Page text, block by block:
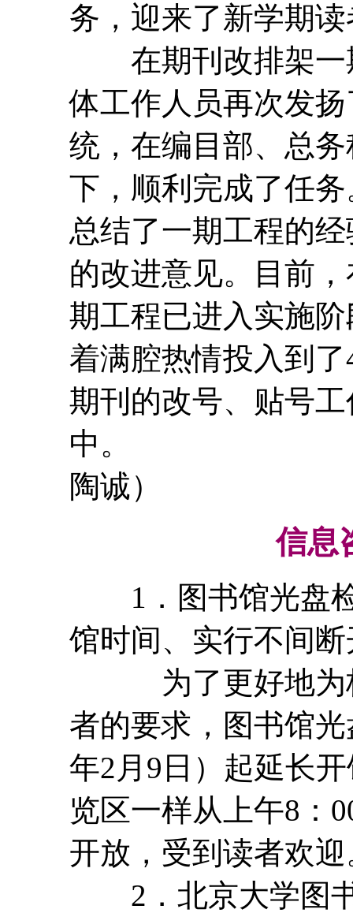
务，迎来了新学期
在期刊改排架一
体工作人员再次发
统，在编目部、总
下，顺利完成了任
总结了一期工程的
的改进意见。目前
期工程已进入实施
着满腔热情投入到
期刊的改号、贴号工
中。 （
陶诚）
信息
1．图书馆光盘检
馆时间、实行不间
为了更好地为校
者的要求，图书馆
年2月9日）起延长
览区一样从上午8：
开放，受到读者欢迎
2．北京大学图书